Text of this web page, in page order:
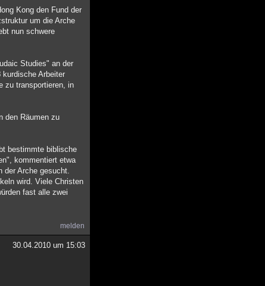
Kong den Fund der
um die Arche
nun schwere
Studies" an der
Arbeiter
zu transportieren, in
den Räumen zu
bestimmte biblische
kommentiert etwa
der Arche gesucht.
wird. Viele Christen
fast alle zwei
melden
30.04.2010 um 15:03